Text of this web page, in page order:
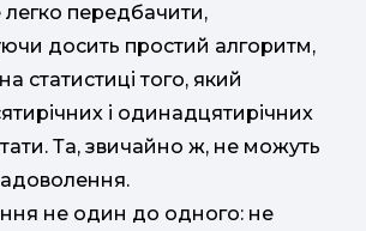
передбачити,
досить простий алгоритм,
статистиці того, який
і одинадцятирічних
Та, звичайно ж, не можуть
не один до одного: не